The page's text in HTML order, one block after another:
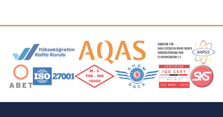
Akreditasyon ve Üyelik Logoları